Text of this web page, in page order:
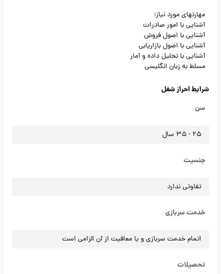
مهارتهای مورد نیاز:
آشنایی با امور صادرات
آشنایی با اصول فروش
آشنایی با اصول بازاریابی
آشنایی با تحلیل داده و آمار
مسلط به زبان انگلیسی
شرایط احراز شغل
سن
25 - 35 سال
جنسیت
تفاوتی ندارد
خدمت سربازی
اتمام خدمت سربازی و یا معافیت از آن الزامی است
تحصیلات